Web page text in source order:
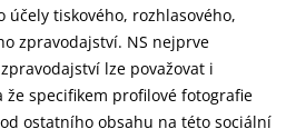
tiskového, rozhlasového,
zpravodajství. NS nejprve
lze považovat i
specifikem profilové fotografie
ostatního obsahu na této sociální